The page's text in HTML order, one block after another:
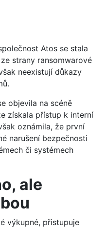
Atos se stala
strany ransomwarové
neexistují důkazy
objevila na scéně
získala přístup k interní
oznámila, že první
narušení bezpečnosti
či systémech
ale
výkupné, přistupuje